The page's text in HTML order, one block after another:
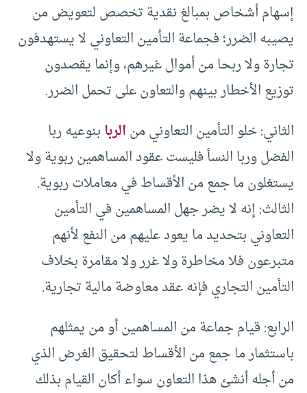
إسهام أشخاص بمبالغ نقدية تخصص لتعويض من
يصيبه الضرر؛ فجماعة التأمين التعاوني لا يستهدفون
تجارة ولا ربحا من أموال غيرهم، وإنما يقصدون
توزيع الأخطار بينهم والتعاون على تحمل الضرر.
الثاني: خلو التأمين التعاوني منالربابنوعيه ربا
الفضل وربا النسأ فليست عقود المساهمين ربوية ولا
يستغلون ما جمع من الأقساط في معاملات ربوية.
الثالث: إنه لا يضر جهل المساهمين في التأمين
التعاوني بتحديد ما يعود عليهم من النفع لأنهم
متبرعون فلا مخاطرة ولا غرر ولا مقامرة بخلاف
التأمين التجاري فإنه عقد معاوضة مالية تجارية.
الرابع: قيام جماعة من المساهمين أو من يمثلهم
باستثمار ما جمع من الأقساط لتحقيق الغرض الذي
من أجله أنشئ هذا التعاون سواء أكان القيام بذلك